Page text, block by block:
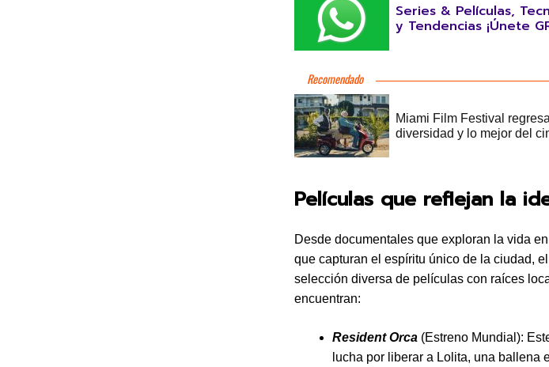
Series & Películas,
y Tendencias ¡Únete
Películas que reflejan la
Desde documentales que exploran la vida
que capturan el espíritu único de la ciudad,
selección diversa de películas con raíces
encuentran:
Resident Orca (Estreno Mundial):
lucha por liberar a Lolita, una ballena